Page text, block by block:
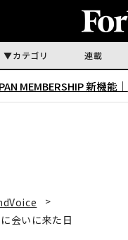
カテゴリ 連載
MEMBERSHIP 新機能｜
会いに来た日